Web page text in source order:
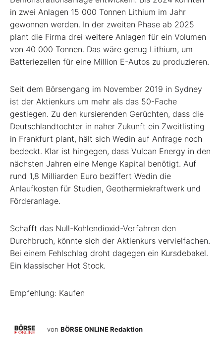
in zwei Anlagen 15 000 Tonnen Lithium im Jahr
gewonnen werden. In der zweiten Phase ab 2025
plant die Firma drei weitere Anlagen für ein Volumen
von 40 000 Tonnen. Das wäre genug Lithium, um
Batteriezellen für eine Million E-Autos zu produzieren.
Seit dem Börsengang im November 2019 in Sydney
ist der Aktienkurs um mehr als das 50-Fache
gestiegen. Zu den kursierenden Gerüchten, dass die
Deutschlandtochter in naher Zukunft ein Zweitlisting
in Frankfurt plant, hält sich Wedin auf Anfrage noch
bedeckt. Klar ist hingegen, dass Vulcan Energy in den
nächsten Jahren eine Menge Kapital benötigt. Auf
rund 1,8 Milliarden Euro beziffert Wedin die
Anlaufkosten für Studien, Geothermiekraftwerk und
Förderanlage.
Schafft das Null-Kohlendioxid-Verfahren den
Durchbruch, könnte sich der Aktienkurs vervielfachen.
Bei einem Fehlschlag droht dagegen ein Kursdebakel.
Ein klassischer Hot Stock.
Empfehlung: Kaufen
von BÖRSE ONLINE Redaktion